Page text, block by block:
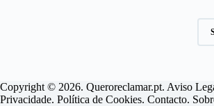
Copyright © 2026. Queroreclamar.pt. Aviso
Privacidade. Política de Cookies. Contacto.